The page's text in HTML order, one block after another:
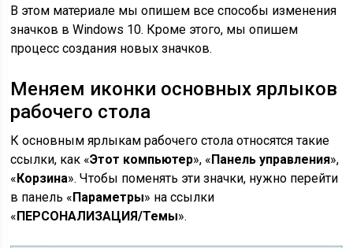
В этом материале мы опишем все способы изменения
значков в Windows 10. Кроме этого, мы опишем
процесс создания новых значков.
Меняем иконки основных ярлыков
рабочего стола
К основным ярлыкам рабочего стола относятся такие
ссылки, как «Этот компьютер», «Панель управления»,
«Корзина». Чтобы поменять эти значки, нужно перейти
в панель «Параметры» на ссылки
«ПЕРСОНАЛИЗАЦИЯ/Темы».